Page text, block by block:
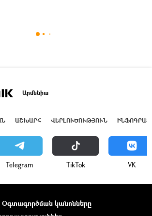
Արմենիա
ԱՇԽԱՐՀ ՎԵՐԼՈՒԾՈՒԹՅՈՒՆ
Telegram ТikТоk VK
Օգտագործման կանոնները